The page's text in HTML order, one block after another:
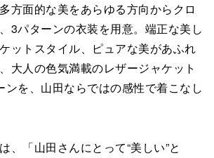
方面的な美をあらゆる方向からクロ
3パターンの衣装を用意。端正な美し
ットスタイル、ピュアな美があふれ
大人の色気満載のレザージャケット
ンを、山田ならではの感性で着こなし
、「山田さんにとって“美しい”と